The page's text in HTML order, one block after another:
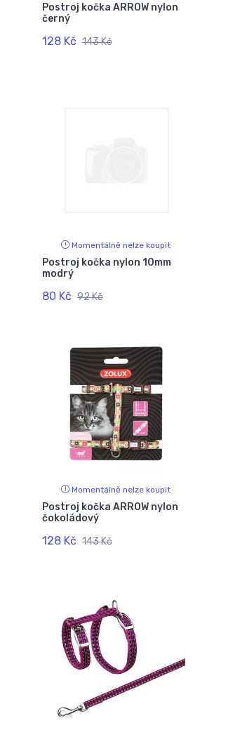
Postroj kočka ARROW nylon
černý
128 Kč 143 Kč
Momentálně nelze koupit
Postroj kočka nylon 10mm
modrý
80 Kč 92 Kč
Momentálně nelze koupit
Postroj kočka ARROW nylon
čokoládový
128 Kč 143 Kč